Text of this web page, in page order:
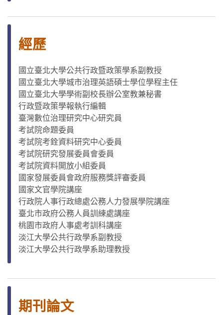
經歷
國立臺北大學公共行政暨政策學系副教授
國立臺北大學城市治理英語碩士學位學程主任
國立臺北大學學術副校長辦公室教兼秘書
行政暨政策學報執行編輯
臺灣數位治理研究中心研究員
考試院命題委員
考試院考銓資料研究中心委員
考試院研究發展委員會委員
考試院資料開放小組委員
國家發展委員會政府服務獎評審委員
國家文官學院講座
行政院人事行政總處公務人力發展學院講座
臺北市政府公務人員訓練處講座
桃園市政府人事處考訓科講座
淡江大學公共行政學系副教授
淡江大學公共行政學系助理教授
期刊論文